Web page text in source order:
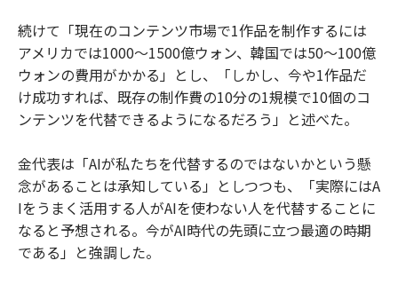
続けて「現在のコンテンツ市場で1作品を制作するには
アメリカでは1000〜1500億ウォン、韓国では50〜100億
ウォンの費用がかかる」とし、「しかし、今や1作品だ
け成功すれば、既存の制作費の10分の1規模で10個のコ
ンテンツを代替できるようになるだろう」と述べた。
金代表は「AIが私たちを代替するのではないかという懸
念があることは承知している」としつつも、「実際にはA
Iをうまく活用する人がAIを使わない人を代替することに
なると予想される。今がAI時代の先頭に立つ最適の時期
である」と強調した。